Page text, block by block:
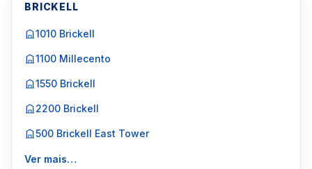
BRICKELL
1010 Brickell
1100 Millecento
1550 Brickell
2200 Brickell
500 Brickell East Tower
Ver mais…